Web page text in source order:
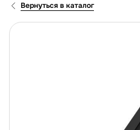
Вернуться в каталог